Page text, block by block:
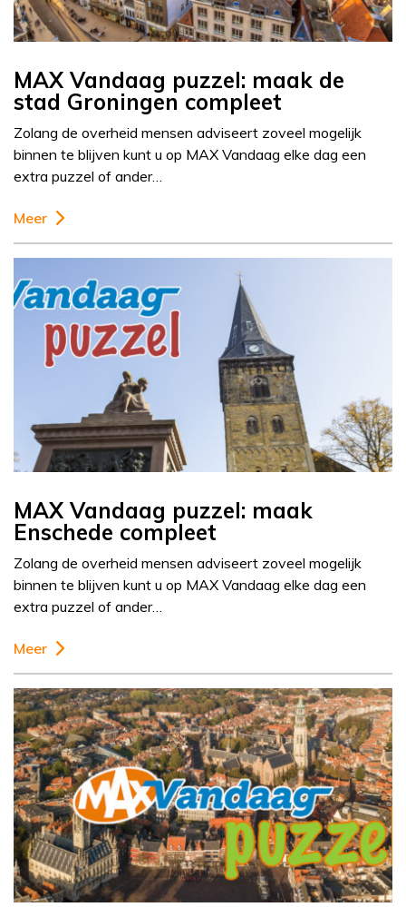
MAX Vandaag puzzel: maak de
stad Groningen compleet
Zolang de overheid mensen adviseert zoveel mogelijk
binnen te blijven kunt u op MAX Vandaag elke dag een
extra puzzel of ander…
Meer
MAX Vandaag puzzel: maak
Enschede compleet
Zolang de overheid mensen adviseert zoveel mogelijk
binnen te blijven kunt u op MAX Vandaag elke dag een
extra puzzel of ander…
Meer